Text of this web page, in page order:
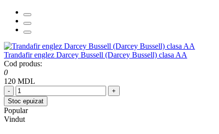
Trandafir englez Darcey Bussell (Darcey Bussell) clasa AA
Cod produs:
0
120 MDL
-
+
Stoc epuizat
Popular
Vindut